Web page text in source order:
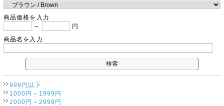
商品価格を入力
～
円
商品名を入力
999円以下
1000円～1999円
2000円～2999円